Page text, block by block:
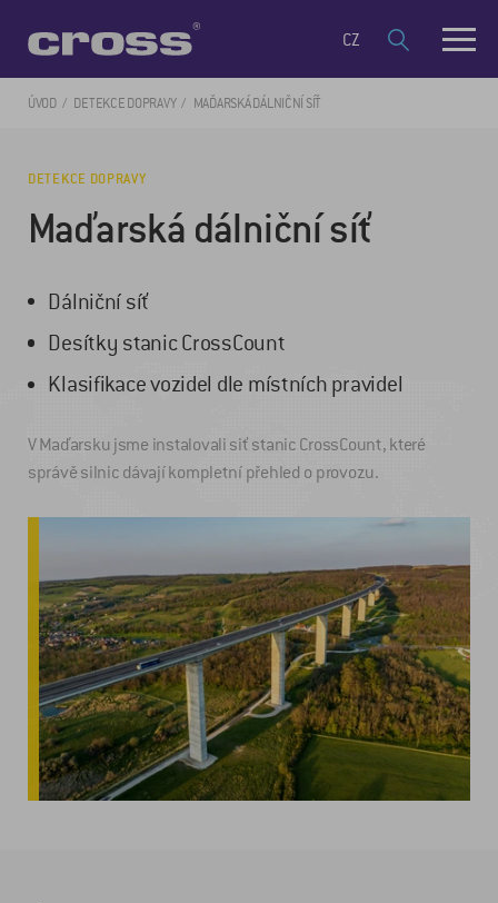
CZ
ÚVOD DETEKCE DOPRAVY MAĎARSKÁ DÁLNIČNÍ SÍŤ
DETEKCE DOPRAVY
Maďarská dálniční síť
Dálniční síť
Desítky stanic CrossCount
Klasifikace vozidel dle místních pravidel
V Maďarsku jsme instalovali siť stanic CrossCount, které
správě silnic dávají kompletní přehled o provozu.